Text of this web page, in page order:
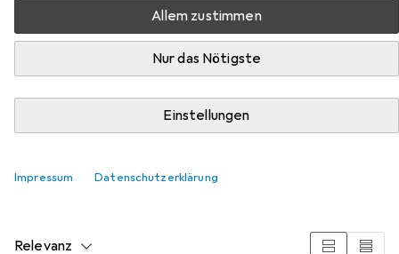
Allem zustimmen
Nur das Nötigste
Einstellungen
Impressum Datenschutzerklärung
Zubehör für Glutz
Drückerrosetten 5618 C
Drückerrosetten 5618 C aus den Kategorien Türgriff +
Türgarnitur und Schrauben.
Relevanz